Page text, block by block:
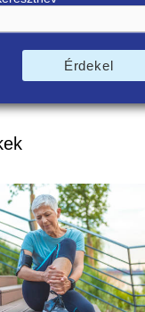
Érdekel